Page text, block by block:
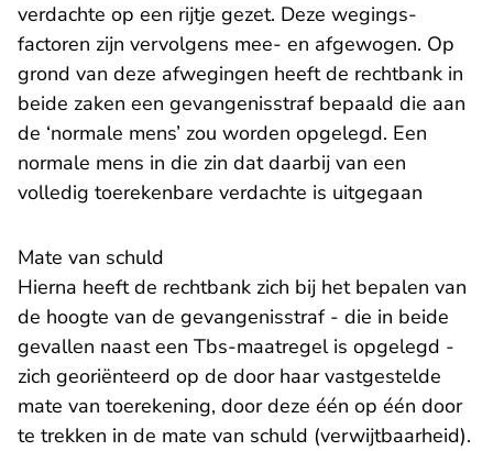
verdachte op een rijtje gezet. Deze wegings­
factoren zijn vervolgens mee- en afgewogen. Op
grond van deze afwegingen heeft de rechtbank in
beide zaken een gevangenisstraf bepaald die aan
de ‘normale mens’ zou worden opgelegd. Een
normale mens in die zin dat daarbij van een
volledig toerekenbare verdachte is uitgegaan
Mate van schuld
Hierna heeft de rechtbank zich bij het bepalen van
de hoogte van de gevangenisstraf - die in beide
gevallen naast een Tbs-maatregel is opgelegd -
zich georiënteerd op de door haar vastgestelde
mate van toerekening, door deze één op één door
te trekken in de mate van schuld (verwijtbaarheid).